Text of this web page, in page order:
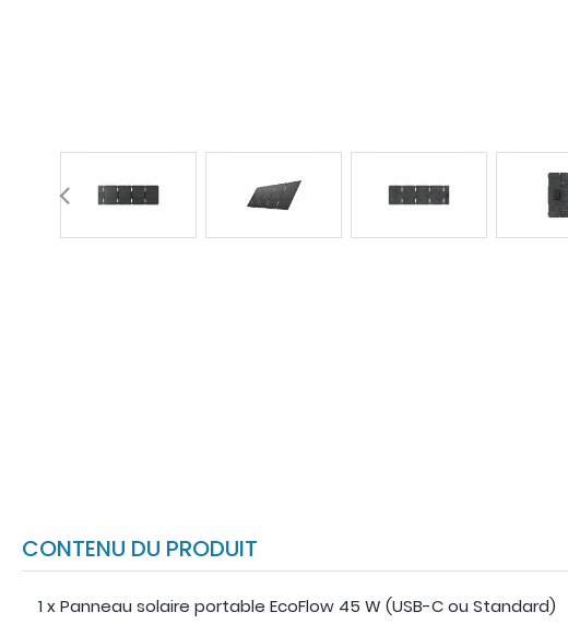
CONTENU DU PRODUIT
1 x Panneau solaire portable EcoFlow 45 W (USB-C ou Standard)